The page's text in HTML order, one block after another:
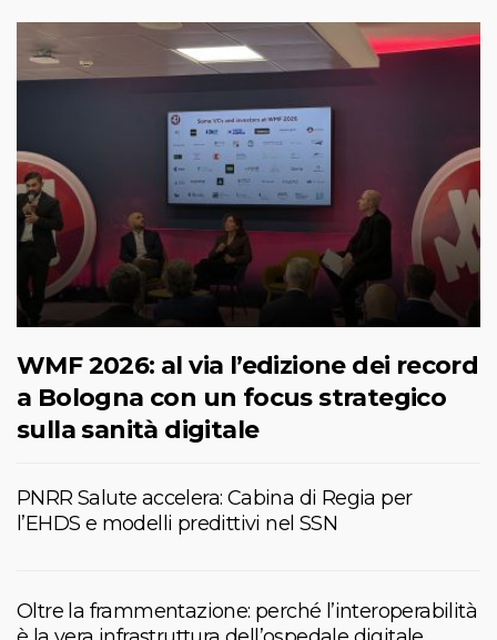
WMF 2026: al via l’edizione dei record
a Bologna con un focus strategico
sulla sanità digitale
PNRR Salute accelera: Cabina di Regia per
l’EHDS e modelli predittivi nel SSN
Oltre la frammentazione: perché l’interoperabilità